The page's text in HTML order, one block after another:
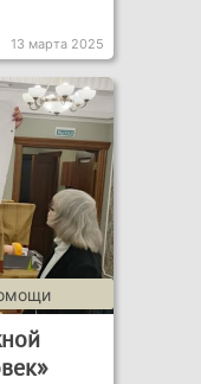
13 марта 2025